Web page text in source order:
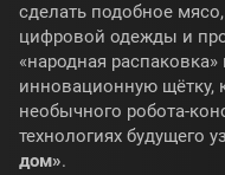
сделать подобное
цифровой одежды и
«народная
инновационную щётку,
необычного робота-
технологиях будущего
дом».